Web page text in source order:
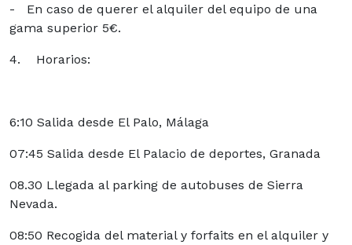
- En caso de querer el alquiler del equipo de una
gama superior 5€.
4. Horarios:
6:10 Salida desde El Palo, Málaga
07:45 Salida desde El Palacio de deportes, Granada
08.30 Llegada al parking de autobuses de Sierra
Nevada.
08:50 Recogida del material y forfaits en el alquiler y